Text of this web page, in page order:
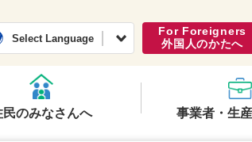
常総市公式ホームページくらし・行
Select Language
For Foreigners
外国人のかたへ
民のみなさんへ 事業者・生